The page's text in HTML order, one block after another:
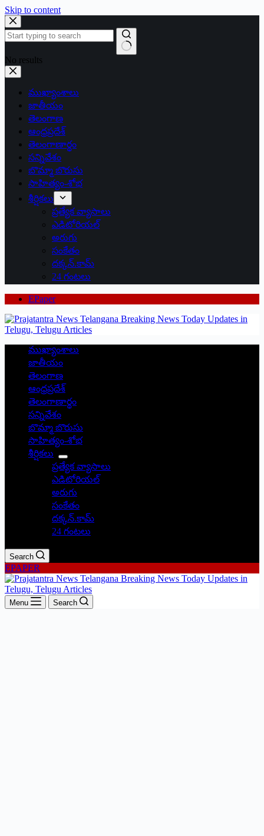
Skip to content
No results
ముఖ్యాంశాలు
జాతీయం
తెలంగాణ
ఆంధ్రప్రదేశ్
తెలంగాణార్థం
సన్నివేశం
బొమ్మా బొరుసు
సాహిత్యం-శోభ
శీర్షికలు
ప్రత్యేక వ్యాసాలు
ఎడిటోరియల్
అరుగు
సంకేతం
దక్కన్.కామ్
24 గంటలు
EPaper
ముఖ్యాంశాలు
జాతీయం
తెలంగాణ
ఆంధ్రప్రదేశ్
తెలంగాణార్థం
సన్నివేశం
బొమ్మా బొరుసు
సాహిత్యం-శోభ
శీర్షికలు
ప్రత్యేక వ్యాసాలు
ఎడిటోరియల్
అరుగు
సంకేతం
దక్కన్.కామ్
24 గంటలు
Search
EPAPER
Menu Search